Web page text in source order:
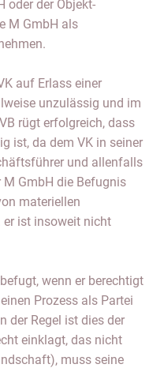
oder der Objekt-
M GmbH als
auf Erlass einer
unzulässig und im
rügt erfolgreich, dass
ist, da dem VK in seiner
und allenfalls
GmbH die Befugnis
materiellen
er ist insoweit nicht
wenn er berechtigt
Prozess als Partei
der Regel ist dies der
einklagt, das nicht
muss seine